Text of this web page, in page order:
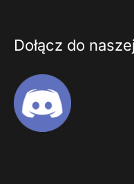
Dołącz do